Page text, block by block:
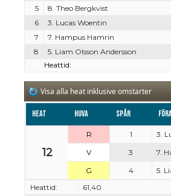
5 8. Theo Bergkvist
6 3. Lucas Woentin
7 7. Hampus Hamrin
8
5. Liam Olsson Andersson
Heattid:
Visa alla heat inklusive omstarter
Heat Huva Spår
12
R 1
3.
V
3
7.
G
4
5.
Heattid:
61,40